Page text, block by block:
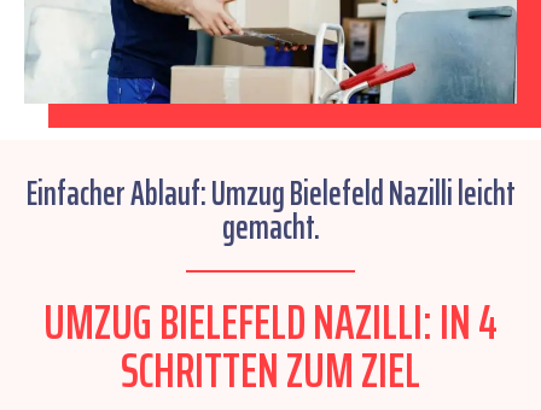
Einfacher Ablauf: Umzug Bielefeld Nazilli leicht
gemacht.
UMZUG BIELEFELD NAZILLI: IN 4
SCHRITTEN ZUM ZIEL